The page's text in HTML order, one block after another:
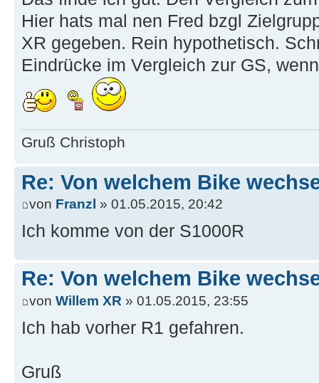
Hier hats mal nen Fred bzgl
XR gegeben. Rein hypothetisch.
Eindrücke im Vergleich zur GS,
Gruß Christoph
Re: Von welchem Bike
von Franzl » 01.05.2015, 20:42
Ich komme von der S1000R
Re: Von welchem Bike
von Willem XR » 01.05.2015, 23:55
Ich hab vorher R1 gefahren.
Gruß